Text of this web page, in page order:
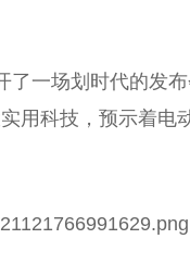
了一场划时代的发
用科技，预示着电